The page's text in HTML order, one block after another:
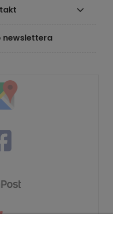
newslettera